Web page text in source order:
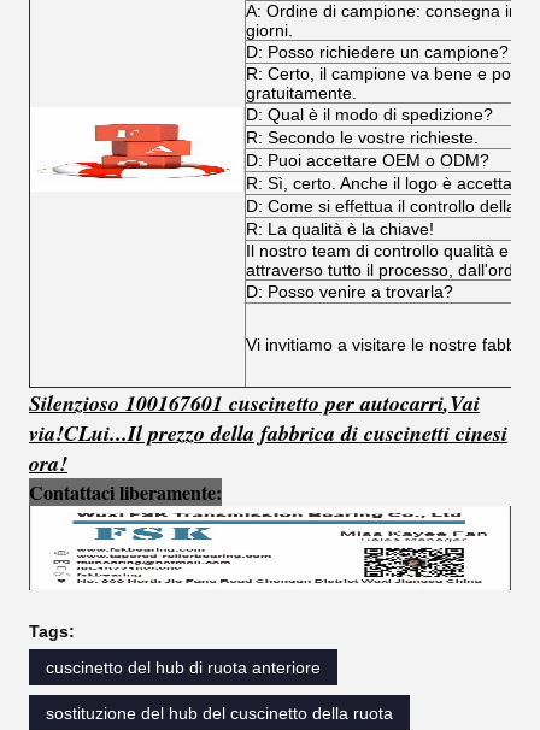
A: Ordine di campione: consegna
giorni.
D: Posso richiedere un campione?
R: Certo, il campione va bene e
gratuitamente.
D: Qual è il modo di spedizione?
R: Secondo le vostre richieste.
D: Puoi accettare OEM o ODM?
R: Sì, certo. Anche il logo è
D: Come si effettua il controllo della
R: La qualità è la chiave!
Il nostro team di controllo qualità e il
attraverso tutto il processo,
D: Posso venire a trovarla?
Vi invitiamo a visitare le nostre
Silenzioso 100167601 cuscinetto per autocarri,Vai
via!CLui...Il prezzo della fabbrica di cuscinetti cinesi
ora!
Contattaci liberamente:
Tags:
cuscinetto del hub di ruota anteriore
sostituzione del hub del cuscinetto della ruota